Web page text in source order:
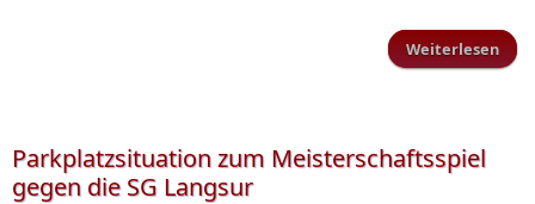
Weiterlesen
Parkplatzsituation zum Meisterschaftsspiel
gegen die SG Langsur